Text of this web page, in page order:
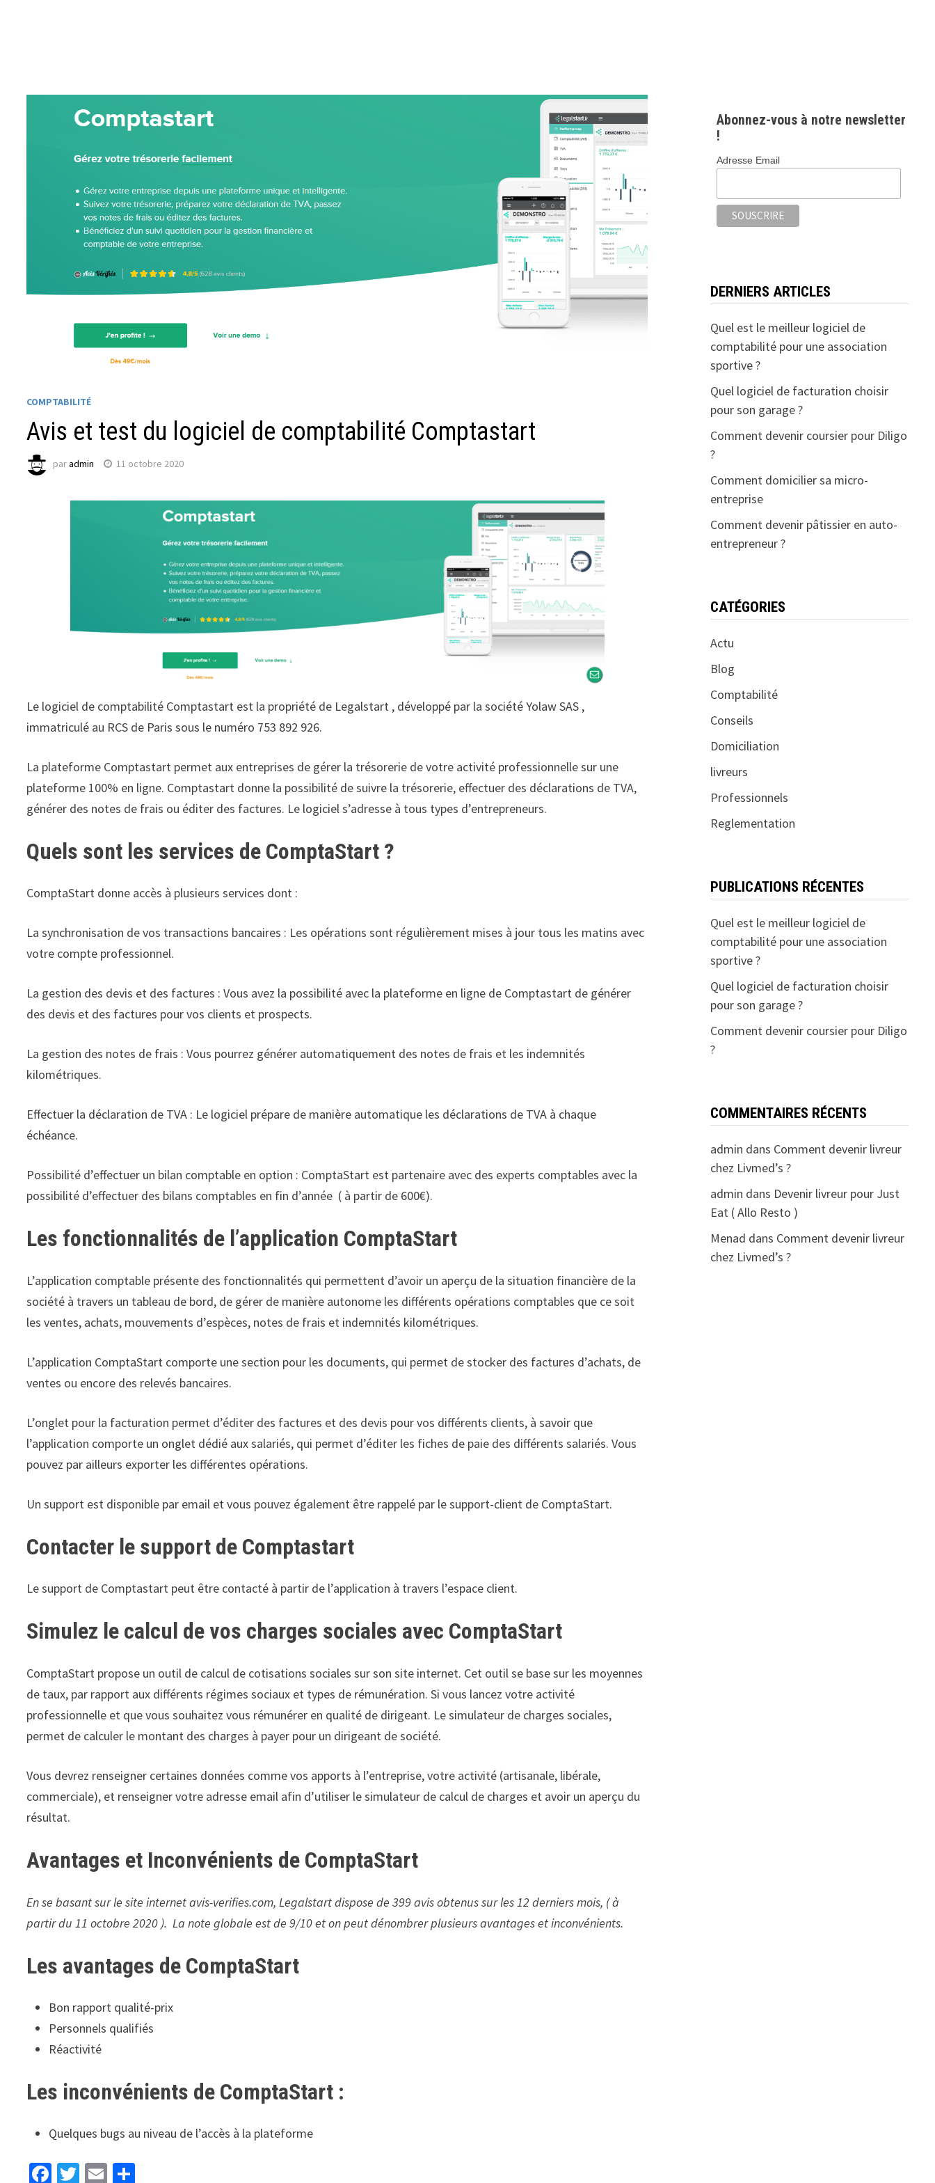
COMPTABILITÉ
Avis et test du logiciel de comptabilité Comptastart
paradmin 11 octobre 2020
Le logiciel de comptabilité Comptastart est la propriété de Legalstart , développé par la société Yolaw SAS ,
immatriculé au RCS de Paris sous le numéro 753 892 926.
La plateforme Comptastart permet aux entreprises de gérer la trésorerie de votre activité professionnelle sur une
plateforme 100% en ligne. Comptastart donne la possibilité de suivre la trésorerie, effectuer des déclarations de TVA,
générer des notes de frais ou éditer des factures. Le logiciel s’adresse à tous types d’entrepreneurs.
Quels sont les services de ComptaStart ?
ComptaStart donne accès à plusieurs services dont :
La synchronisation de vos transactions bancaires : Les opérations sont régulièrement mises à jour tous les matins avec
votre compte professionnel.
La gestion des devis et des factures : Vous avez la possibilité avec la plateforme en ligne de Comptastart de générer
des devis et des factures pour vos clients et prospects.
La gestion des notes de frais : Vous pourrez générer automatiquement des notes de frais et les indemnités
kilométriques.
Effectuer la déclaration de TVA : Le logiciel prépare de manière automatique les déclarations de TVA à chaque
échéance.
Possibilité d’effectuer un bilan comptable en option : ComptaStart est partenaire avec des experts comptables avec la
possibilité d’effectuer des bilans comptables en fin d’année ( à partir de 600€).
Les fonctionnalités de l’application ComptaStart
L’application comptable présente des fonctionnalités qui permettent d’avoir un aperçu de la situation financière de la
société à travers un tableau de bord, de gérer de manière autonome les différents opérations comptables que ce soit
les ventes, achats, mouvements d’espèces, notes de frais et indemnités kilométriques.
L’application ComptaStart comporte une section pour les documents, qui permet de stocker des factures d’achats, de
ventes ou encore des relevés bancaires.
L’onglet pour la facturation permet d’éditer des factures et des devis pour vos différents clients, à savoir que
l’application comporte un onglet dédié aux salariés, qui permet d’éditer les fiches de paie des différents salariés. Vous
pouvez par ailleurs exporter les différentes opérations.
Un support est disponible par email et vous pouvez également être rappelé par le support-client de ComptaStart.
Contacter le support de Comptastart
Le support de Comptastart peut être contacté à partir de l’application à travers l’espace client.
Simulez le calcul de vos charges sociales avec ComptaStart
ComptaStart propose un outil de calcul de cotisations sociales sur son site internet. Cet outil se base sur les moyennes
de taux, par rapport aux différents régimes sociaux et types de rémunération. Si vous lancez votre activité
professionnelle et que vous souhaitez vous rémunérer en qualité de dirigeant. Le simulateur de charges sociales,
permet de calculer le montant des charges à payer pour un dirigeant de société.
Vous devrez renseigner certaines données comme vos apports à l’entreprise, votre activité (artisanale, libérale,
commerciale), et renseigner votre adresse email afin d’utiliser le simulateur de calcul de charges et avoir un aperçu du
résultat.
Avantages et Inconvénients de ComptaStart
En se basant sur le site internet avis-verifies.com, Legalstart dispose de 399 avisobtenus sur les 12 derniers mois, ( à
partir du 11 octobre 2020 ). La note globale est de 9/10 et on peut dénombrer plusieurs avantages et inconvénients.
Les avantages de ComptaStart
Bon rapport qualité-prix
Personnels qualifiés
Réactivité
Les inconvénients de ComptaStart :
Quelques bugs au niveau de l’accès à la plateforme
Fa T
E
Abonnez-vous à notre newsletter
!
Adresse Email
DERNIERS ARTICLES
Quel est le meilleur logiciel de
comptabilité pour une association
sportive ?
Quel logiciel de facturation choisir
pour son garage ?
Comment devenir coursier pour Diligo
?
Comment domicilier sa micro-
entreprise
Comment devenir pâtissier en auto-
entrepreneur ?
CATÉGORIES
Actu
Blog
Comptabilité
Conseils
Domiciliation
livreurs
Professionnels
Reglementation
PUBLICATIONS RÉCENTES
Quel est le meilleur logiciel de
comptabilité pour une association
sportive ?
Quel logiciel de facturation choisir
pour son garage ?
Comment devenir coursier pour Diligo
?
COMMENTAIRES RÉCENTS
admin dans Comment devenir livreur
chez Livmed’s ?
admin dans Devenir livreur pour Just
Eat ( Allo Resto )
Menad dans Comment devenir livreur
chez Livmed’s ?